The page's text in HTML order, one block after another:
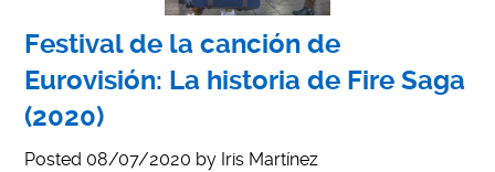
Festival de la canción de
Eurovisión: La historia de Fire Saga
(2020)
Posted 08/07/2020 by Iris Martínez